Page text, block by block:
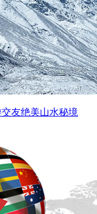
友绝美山水秘境